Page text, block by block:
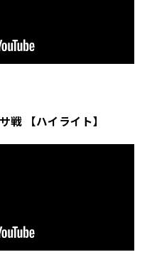
戦 【ハイライト】